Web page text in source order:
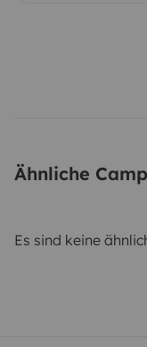
Ähnliche
Es sind keine